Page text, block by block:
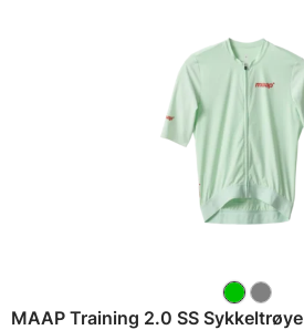
MAAP Training 2.0 SS Sykkeltrøye